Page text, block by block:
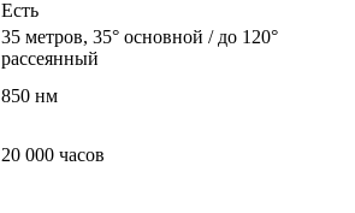
Есть
35 метров, 35° основной / до 120°
рассеянный
850 нм
20 000 часов